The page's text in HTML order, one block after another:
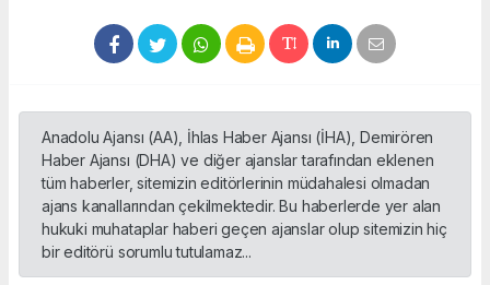
Anadolu Ajansı (AA), İhlas Haber Ajansı (İHA), Demirören
Haber Ajansı (DHA) ve diğer ajanslar tarafından eklenen
tüm haberler, sitemizin editörlerinin müdahalesi olmadan
ajans kanallarından çekilmektedir. Bu haberlerde yer alan
hukuki muhataplar haberi geçen ajanslar olup sitemizin hiç
bir editörü sorumlu tutulamaz...